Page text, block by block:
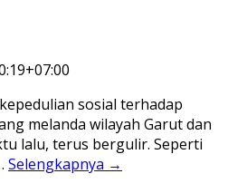
sosial terhadap
melanda wilayah Garut dan
lalu, terus bergulir. Seperti
Selengkapnya →